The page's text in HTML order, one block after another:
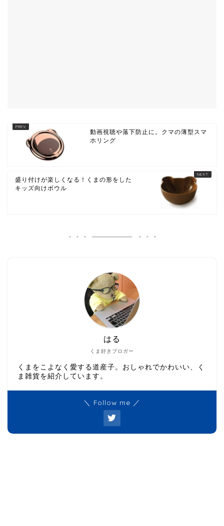
動画視聴や落下防止に。クマの薄型スマ
ホリング
盛り付けが楽しくなる！くまの形をした
キッズ向けボウル
くま好きブロガー
はる
くまをこよなく愛する道産子。おしゃれでかわいい、く
ま雑貨を紹介しています。
＼ Follow me ／